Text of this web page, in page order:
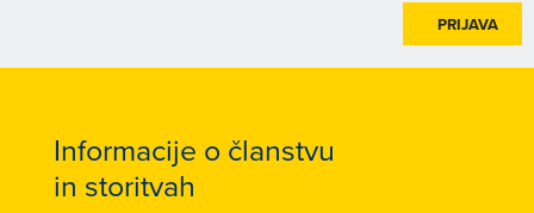
PRIJAVA
Informacije o članstvu
in storitvah